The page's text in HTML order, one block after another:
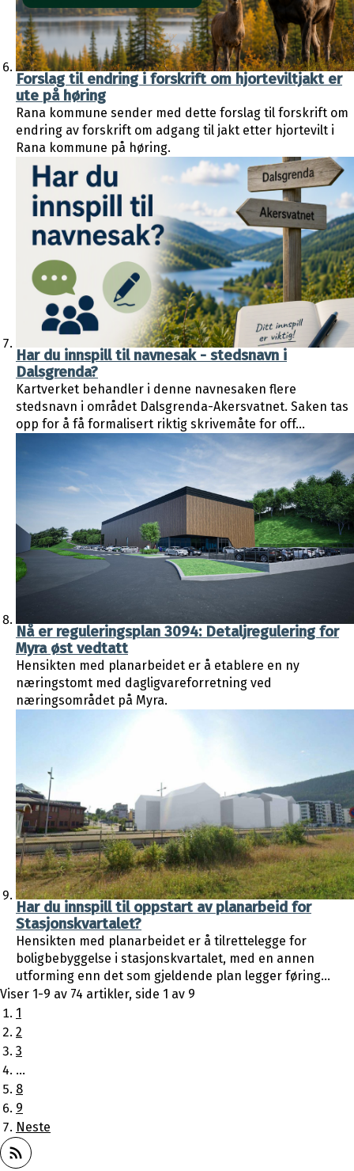
Forslag til endring i forskrift om hjorteviltjakt er
ute på høring
Rana kommune sender med dette forslag til forskrift om
endring av forskrift om adgang til jakt etter hjortevilt i
Rana kommune på høring.
Har du innspill til navnesak - stedsnavn i
Dalsgrenda?
Kartverket behandler i denne navnesaken flere
stedsnavn i området Dalsgrenda-Akersvatnet. Saken tas
opp for å få formalisert riktig skrivemåte for off...
Nå er reguleringsplan 3094: Detaljregulering for
Myra øst vedtatt
Hensikten med planarbeidet er å etablere en ny
næringstomt med dagligvareforretning ved
næringsområdet på Myra.
Har du innspill til oppstart av planarbeid for
Stasjonskvartalet?
Hensikten med planarbeidet er å tilrettelegge for
boligbebyggelse i stasjonskvartalet, med en annen
utforming enn det som gjeldende plan legger føring...
Viser 1-9 av 74 artikler, side 1 av 9
1
2
3
...
8
9
Neste